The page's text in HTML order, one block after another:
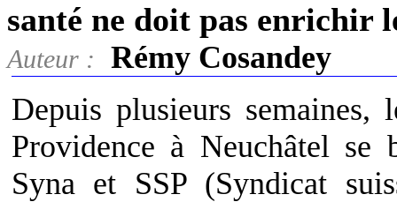
santé ne doit pas enrichir
Auteur :
Rémy Cosandey
Depuis plusieurs
Providence à Neuchâtel se
Syna et SSP (Syndicat